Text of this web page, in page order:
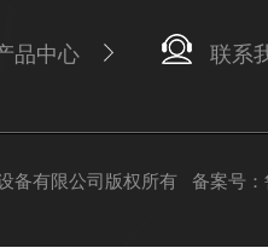
品中心 联系
备有限公司版权所有 备案号